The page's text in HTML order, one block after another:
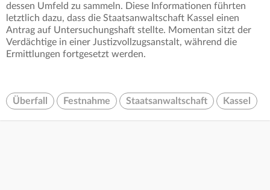
dessen Umfeld zu sammeln. Diese Informationen führten
letztlich dazu, dass die Staatsanwaltschaft Kassel einen
Antrag auf Untersuchungshaft stellte. Momentan sitzt der
Verdächtige in einer Justizvollzugsanstalt, während die
Ermittlungen fortgesetzt werden.
Überfall Festnahme Staatsanwaltschaft Kassel